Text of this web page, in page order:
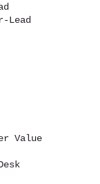
Lead
Value